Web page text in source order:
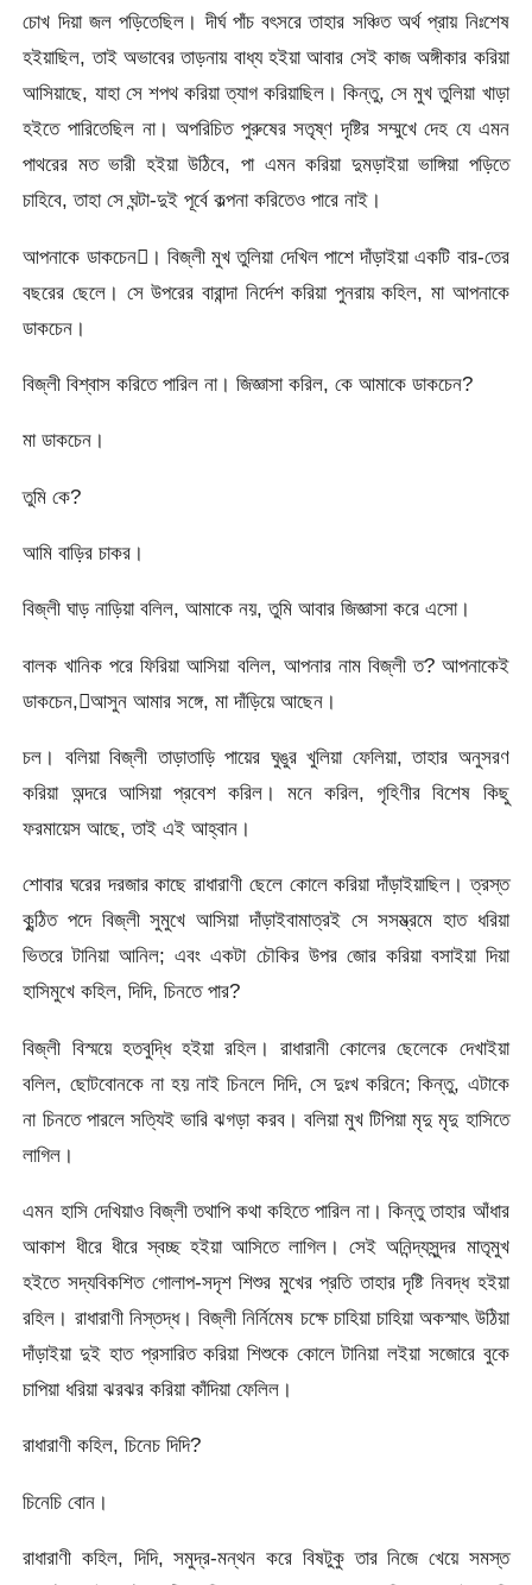
চোখ দিয়া জল পড়িতেছিল। দীর্ঘ পাঁচ বৎসরে তাহার সঞ্চিত অর্থ প্রায় নিঃশেষ
হইয়াছিল, তাই অভাবের তাড়নায় বাধ্য হইয়া আবার সেই কাজ অঙ্গীকার করিয়া
আসিয়াছে, যাহা সে শপথ করিয়া ত্যাগ করিয়াছিল। কিন্তু, সে মুখ তুলিয়া খাড়া
হইতে পারিতেছিল না। অপরিচিত পুরুষের সতৃষ্ণ দৃষ্টির সম্মুখে দেহ যে এমন
পাথরের মত ভারী হইয়া উঠিবে, পা এমন করিয়া দুমড়াইয়া ভাঙ্গিয়া পড়িতে
চাহিবে, তাহা সে ঘন্টা-দুই পূর্বে কল্পনা করিতেও পারে নাই।
আপনাকে ডাকচেন। বিজ্‌লী মুখ তুলিয়া দেখিল পাশে দাঁড়াইয়া একটি বার-তের
বছরের ছেলে। সে উপরের বারান্দা নির্দেশ করিয়া পুনরায় কহিল, মা আপনাকে
ডাকচেন।
বিজ্‌লী বিশ্বাস করিতে পারিল না। জিজ্ঞাসা করিল, কে আমাকে ডাকচেন?
মা ডাকচেন।
তুমি কে?
আমি বাড়ির চাকর।
বিজ্‌লী ঘাড় নাড়িয়া বলিল, আমাকে নয়, তুমি আবার জিজ্ঞাসা করে এসো।
বালক খানিক পরে ফিরিয়া আসিয়া বলিল, আপনার নাম বিজ্‌লী ত? আপনাকেই
ডাকচেন,আসুন আমার সঙ্গে, মা দাঁড়িয়ে আছেন।
চল। বলিয়া বিজ্‌লী তাড়াতাড়ি পায়ের ঘুঙুর খুলিয়া ফেলিয়া, তাহার অনুসরণ
করিয়া অন্দরে আসিয়া প্রবেশ করিল। মনে করিল, গৃহিণীর বিশেষ কিছু
ফরমায়েস আছে, তাই এই আহ্বান।
শোবার ঘরের দরজার কাছে রাধারাণী ছেলে কোলে করিয়া দাঁড়াইয়াছিল। ত্রস্ত
কুন্ঠিত পদে বিজ্‌লী সুমুখে আসিয়া দাঁড়াইবামাত্রই সে সসম্ভ্রমে হাত ধরিয়া
ভিতরে টানিয়া আনিল; এবং একটা চৌকির উপর জোর করিয়া বসাইয়া দিয়া
হাসিমুখে কহিল, দিদি, চিনতে পার?
বিজ্‌লী বিস্ময়ে হতবুদ্ধি হইয়া রহিল। রাধারানী কোলের ছেলেকে দেখাইয়া
বলিল, ছোটবোনকে না হয় নাই চিনলে দিদি, সে দুঃখ করিনে; কিন্তু, এটাকে
না চিনতে পারলে সত্যিই ভারি ঝগড়া করব। বলিয়া মুখ টিপিয়া মৃদু মৃদু হাসিতে
লাগিল।
এমন হাসি দেখিয়াও বিজ্‌লী তথাপি কথা কহিতে পারিল না। কিন্তু তাহার আঁধার
আকাশ ধীরে ধীরে স্বচ্ছ হইয়া আসিতে লাগিল। সেই অনিন্দ্যসুন্দর মাতৃমুখ
হইতে সদ্যবিকশিত গোলাপ-সদৃশ শিশুর মুখের প্রতি তাহার দৃষ্টি নিবদ্ধ হইয়া
রহিল। রাধারাণী নিস্তদ্ধ। বিজ্‌লী নির্নিমেষ চক্ষে চাহিয়া চাহিয়া অকস্মাৎ উঠিয়া
দাঁড়াইয়া দুই হাত প্রসারিত করিয়া শিশুকে কোলে টানিয়া লইয়া সজোরে বুকে
চাপিয়া ধরিয়া ঝরঝর করিয়া কাঁদিয়া ফেলিল।
রাধারাণী কহিল, চিনেচ দিদি?
চিনেচি বোন।
রাধারাণী কহিল, দিদি, সমুদ্র-মন্থন করে বিষটুকু তার নিজে খেয়ে সমস্ত